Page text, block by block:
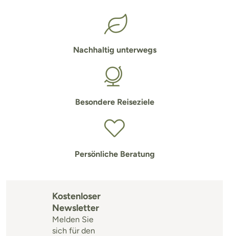
Nachhaltig unterwegs
Besondere Reiseziele
Persönliche Beratung
Kostenloser
Newsletter
Melden Sie
sich für den